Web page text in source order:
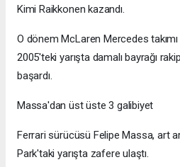
Kimi Raikkonen kazandı.
O dönem McLaren Mercedes takımı
2005'teki yarışta damalı bayrağı
başardı.
Massa'dan üst üste 3 galibiyet
Ferrari sürücüsü Felipe Massa, art
Park'taki yarışta zafere ulaştı.